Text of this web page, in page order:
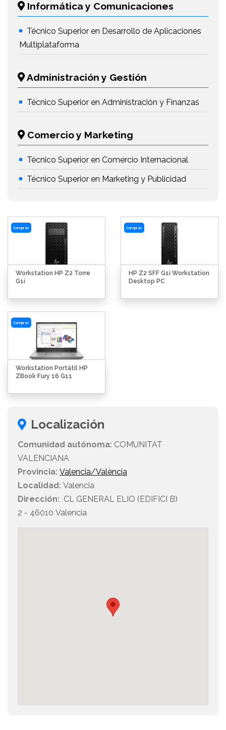
Informática y Comunicaciones
Técnico Superior en Desarrollo de Aplicaciones
Multiplataforma
Administración y Gestión
Técnico Superior en Administración y Finanzas
Comercio y Marketing
Técnico Superior en Comercio Internacional
Técnico Superior en Marketing y Publicidad
Comprar
Workstation HP Z2 Torre
G1i
Comprar
HP Z2 SFF G1i Workstation
Desktop PC
Comprar
Workstation Portátil HP
ZBook Fury 16 G11
Localización
Comunidad autónoma: COMUNITAT
VALENCIANA
Provincia: Valencia/València
Localidad: Valencia
Dirección: CL GENERAL ELIO (EDIFICI B)
2 - 46010 Valencia